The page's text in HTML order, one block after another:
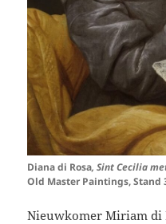
Diana di Rosa, Sint Cecilia
Old Master Paintings, Stand
Nieuwkomer Miriam di